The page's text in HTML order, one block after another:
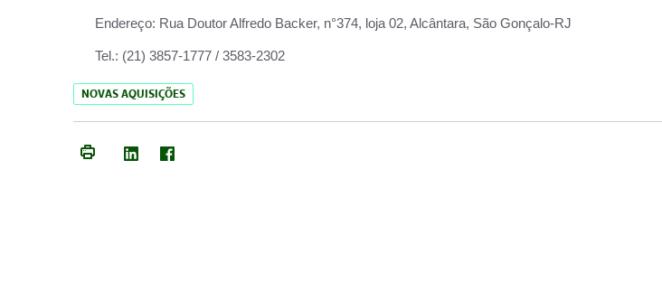
Endereço: Rua Doutor Alfredo Backer, n°374, loja 02, Alcântara, São Gonçalo-RJ
Tel.: (21) 3857-1777 / 3583-2302
NOVAS AQUISIÇÕES